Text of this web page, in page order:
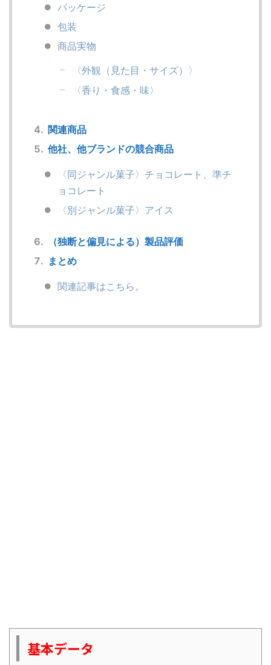
パッケージ
包装
商品実物
〈外観（見た目・サイズ）〉
〈香り・食感・味〉
関連商品
他社、他ブランドの競合商品
〈同ジャンル菓子〉チョコレート、準チ
ョコレート
〈別ジャンル菓子〉アイス
（独断と偏見による）製品評価
まとめ
関連記事はこちら。
基本データ